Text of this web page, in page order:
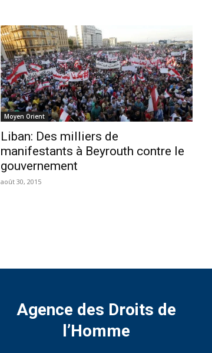
Moyen Orient
Liban: Des milliers de
manifestants à Beyrouth contre le
gouvernement
août 30, 2015
Agence des Droits de
l’Homme